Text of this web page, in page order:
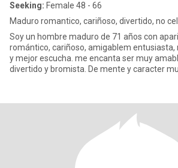
Seeking: Female 48 - 66
Maduro romantico, cariñoso, divertido, no
Soy un hombre maduro de 71 años con
romántico, cariñoso, amigablem entusiasta,
y mejor escucha. me encanta ser muy
divertido y bromista. De mente y caracter